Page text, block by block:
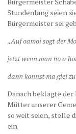
Stundenlang seien
Bürgermeister sei
„Auf oamoi sogt der
jetzt wenn man no a
dann konnst ma glei
Danach beklagte der
Mütter unserer
so weit seien, stelle
ein.